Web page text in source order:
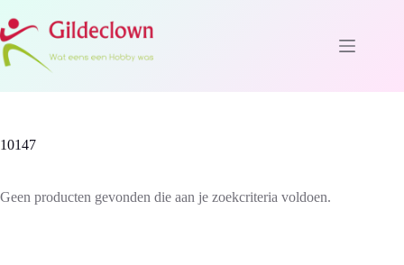
naar
de
inhoud
10147
Geen producten gevonden die aan je zoekcriteria voldoen.